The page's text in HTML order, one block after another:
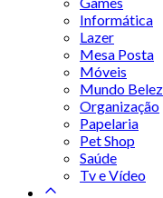
Informática
Lazer
Mesa Posta
Móveis
Mundo
Organização
Papelaria
Pet Shop
Saúde
Tv e Vídeo